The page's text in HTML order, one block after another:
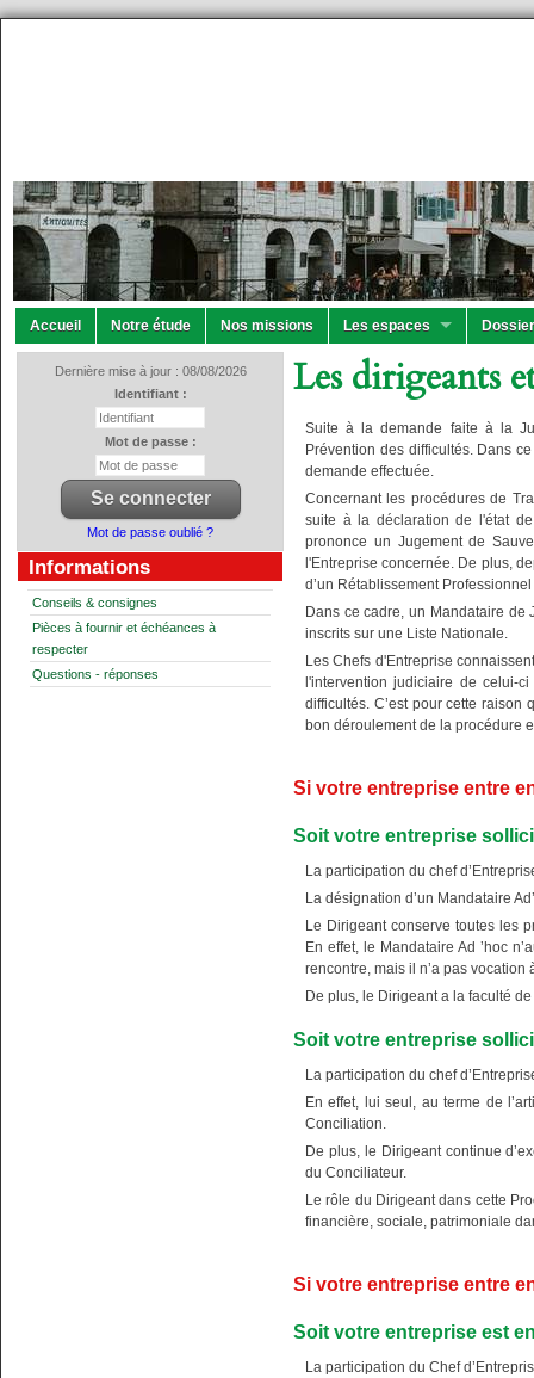
Accueil Notre étude Nos missions Les espaces
Dernière mise à jour : 08/08/2026
Identifiant :
Mot de passe :
Mot de passe oublié ?
Informations
Conseils & consignes
Pièces à fournir et échéances à
respecter
Questions - réponses
Les dirigeants
Suite à la demande faite à la
Prévention des difficultés. Dans
demande effectuée.
Concernant les procédures de
suite à la déclaration de l'état
prononce un Jugement de
l'Entreprise concernée. De plus,
d’un Rétablissement
Dans ce cadre, un Mandataire de
inscrits sur une Liste Nationale.
Les Chefs d'Entreprise
l'intervention judiciaire de celui-
difficultés. C’est pour cette
bon déroulement de la procédure
Si votre entreprise entre
Soit votre entreprise
La participation du chef
La désignation d’un Mandataire
Le Dirigeant conserve toutes les
En effet, le Mandataire Ad ’hoc
rencontre, mais il n’a pas
De plus, le Dirigeant a la faculté
Soit votre entreprise
La participation du chef
En effet, lui seul, au terme de
Conciliation.
De plus, le Dirigeant continue
du Conciliateur.
Le rôle du Dirigeant dans cette
financière, sociale, patrimoniale
Si votre entreprise entre
Soit votre entreprise est
La participation du Chef